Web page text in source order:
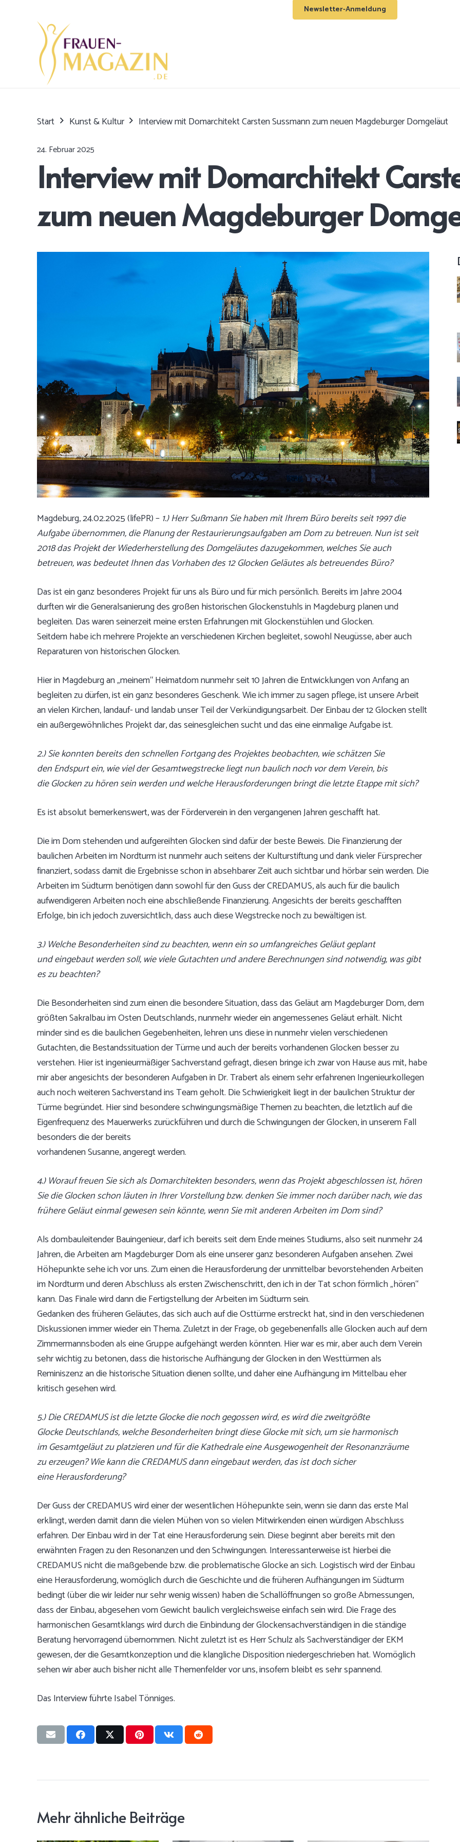
Newsletter-Anmeldung
Start Kunst & Kultur Interview mit Domarchitekt Carsten Sussmann zum neuen Magdeburger Domgeläut
24. Februar 2025
Interview mit Domarchitekt
zum neuen Magdeburger
Magdeburg, 24.02.2025 (lifePR) – 1.) Herr Sußmann Sie haben mit Ihrem Büro bereits seit 1997 die
Aufgabe übernommen, diePlanung der Restaurierungsaufgaben am Dom zu betreuen. Nun ist seit
2018 das Projekt derWiederherstellung des Domgeläutes dazugekommen, welches Sie auch
betreuen, was bedeutet Ihnen das Vorhaben des 12 Glocken Geläutes als betreuendes Büro?
Das ist ein ganz besonderes Projekt für uns als Büro und für mich persönlich. Bereits im Jahre 2004
durften wir die Generalsanierung des großen historischen Glockenstuhls in Magdeburg planen und
begleiten. Das waren seinerzeit meine ersten Erfahrungen mit Glockenstühlen und Glocken.
Seitdem habe ich mehrere Projekte an verschiedenen Kirchen begleitet, sowohl Neugüsse, aber auch
Reparaturen von historischen Glocken.
Hier in Magdeburg an „meinem“ Heimatdom nunmehr seit 10 Jahren die Entwicklungen von Anfang an
begleiten zu dürfen, ist ein ganz besonderes Geschenk. Wie ich immer zu sagen pflege, ist unsere Arbeit
an vielen Kirchen, landauf- und landab unser Teil der Verkündigungsarbeit. Der Einbau der 12 Glocken stellt
ein außergewöhnliches Projekt dar, das seinesgleichen sucht und das eine einmalige Aufgabe ist.
2.) Sie konnten bereits den schnellen Fortgang des Projektes beobachten, wie schätzen Sie
denEndspurt ein, wie viel der Gesamtwegstrecke liegt nun baulich noch vor dem Verein, bis
dieGlocken zu hören sein werden und welche Herausforderungen bringt die letzte Etappe mit sich?
Es ist absolut bemerkenswert, was der Förderverein in den vergangenen Jahren geschafft hat.
Die im Dom stehenden und aufgereihten Glocken sind dafür der beste Beweis. Die Finanzierung der
baulichen Arbeiten im Nordturm ist nunmehr auch seitens der Kulturstiftung und dank vieler Fürsprecher
finanziert, sodass damit die Ergebnisse schon in absehbarer Zeit auch sichtbar und hörbar sein werden. Die
Arbeiten im Südturm benötigen dann sowohl für den Guss der CREDAMUS, als auch für die baulich
aufwendigeren Arbeiten noch eine abschließende Finanzierung. Angesichts der bereits geschafften
Erfolge, bin ich jedoch zuversichtlich, dass auch diese Wegstrecke noch zu bewältigen ist.
3.) Welche Besonderheiten sind zu beachten, wenn ein so umfangreiches Geläut geplant
undeingebaut werden soll, wie viele Gutachten und andere Berechnungen sind notwendig, was gibt
eszu beachten?
Die Besonderheiten sind zum einen die besondere Situation, dass das Geläut am Magdeburger Dom, dem
größten Sakralbau im Osten Deutschlands, nunmehr wieder ein angemessenes Geläut erhält. Nicht
minder sind es die baulichen Gegebenheiten, lehren uns diese in nunmehr vielen verschiedenen
Gutachten, die Bestandssituation der Türme und auch der bereits vorhandenen Glocken besser zu
verstehen. Hier ist ingenieurmäßiger Sachverstand gefragt, diesen bringe ich zwar von Hause aus mit, habe
mir aber angesichts der besonderen Aufgaben in Dr. Trabert als einem sehr erfahrenen Ingenieurkollegen
auch noch weiteren Sachverstand ins Team geholt. Die Schwierigkeit liegt in der baulichen Struktur der
Türme begründet. Hier sind besondere schwingungsmäßige Themen zu beachten, die letztlich auf die
Eigenfrequenz des Mauerwerks zurückführen und durch die Schwingungen der Glocken, in unserem Fall
besonders die der bereits
vorhandenen Susanne, angeregt werden.
4.) Worauf freuen Sie sich als Domarchitekten besonders, wenn das Projekt abgeschlossen ist, hören
Sie die Glocken schon läuten in Ihrer Vorstellung bzw. denken Sie immer noch darüber nach, wiedas
frühere Geläut einmal gewesen sein könnte, wenn Sie mit anderen Arbeiten im Dom sind?
Als dombauleitender Bauingenieur, darf ich bereits seit dem Ende meines Studiums, also seit nunmehr 24
Jahren, die Arbeiten am Magdeburger Dom als eine unserer ganz besonderen Aufgaben ansehen. Zwei
Höhepunkte sehe ich vor uns. Zum einen die Herausforderung der unmittelbar bevorstehenden Arbeiten
im Nordturm und deren Abschluss als ersten Zwischenschritt, den ich in der Tat schon förmlich „hören“
kann. Das Finale wird dann die Fertigstellung der Arbeiten im Südturm sein.
Gedanken des früheren Geläutes, das sich auch auf die Osttürme erstreckt hat, sind in den verschiedenen
Diskussionen immer wieder ein Thema. Zuletzt in der Frage, ob gegebenenfalls alle Glocken auch auf dem
Zimmermannsboden als eine Gruppe aufgehängt werden könnten. Hier war es mir, aber auch dem Verein
sehr wichtig zu betonen, dass die historische Aufhängung der Glocken in den Westtürmen als
Reminiszenz an die historische Situation dienen sollte, und daher eine Aufhängung im Mittelbau eher
kritisch gesehen wird.
5.) Die CREDAMUS ist die letzte Glocke die noch gegossen wird, es wird die zweitgrößte
GlockeDeutschlands, welche Besonderheiten bringt diese Glocke mit sich, um sie harmonisch
imGesamtgeläut zu platzieren und für die Kathedrale eine Ausgewogenheit der Resonanzräume
zuerzeugen? Wie kann die CREDAMUS dann eingebaut werden, das ist doch sicher
eineHerausforderung?
Der Guss der CREDAMUS wird einer der wesentlichen Höhepunkte sein, wenn sie dann das erste Mal
erklingt, werden damit dann die vielen Mühen von so vielen Mitwirkenden einen würdigen Abschluss
erfahren. Der Einbau wird in der Tat eine Herausforderung sein. Diese beginnt aber bereits mit den
erwähnten Fragen zu den Resonanzen und den Schwingungen. Interessanterweise ist hierbei die
CREDAMUS nicht die maßgebende bzw. die problematische Glocke an sich. Logistisch wird der Einbau
eine Herausforderung, womöglich durch die Geschichte und die früheren Aufhängungen im Südturm
bedingt (über die wir leider nur sehr wenig wissen) haben die Schallöffnungen so große Abmessungen,
dass der Einbau, abgesehen vom Gewicht baulich vergleichsweise einfach sein wird. Die Frage des
harmonischen Gesamtklangs wird durch die Einbindung der Glockensachverständigen in die ständige
Beratung hervorragend übernommen. Nicht zuletzt ist es Herr Schulz als Sachverständiger der EKM
gewesen, der die Gesamtkonzeption und die klangliche Disposition niedergeschrieben hat. Womöglich
sehen wir aber auch bisher nicht alle Themenfelder vor uns, insofern bleibt es sehr spannend.
Das Interview führte Isabel Tönniges.
Mehr ähnliche Beiträge